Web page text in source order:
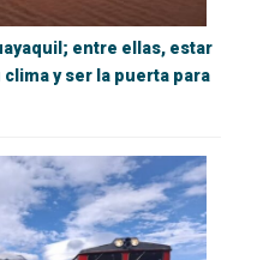
entre ellas, estar
y ser la puerta para